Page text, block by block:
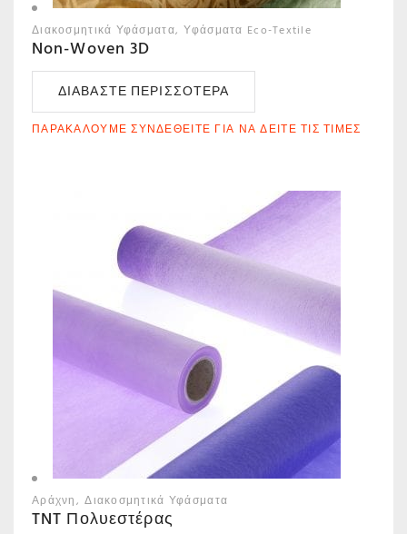
Διακοσμητικά Υφάσματα Υφάσματα Eco-Textile
Non-Woven 3D
ΔΙΑΒΆΣΤΕ ΠΕΡΙΣΣΌΤΕΡΑ
ΠΑΡΑΚΑΛΟΎΜΕ ΣΥΝΔΕΘΕΊΤΕ ΓΙΑ ΝΑ ΔΕΊΤΕ ΤΙΣ ΤΙΜΈΣ
Αράχνη Διακοσμητικά Υφάσματα
TNT Πολυεστέρας